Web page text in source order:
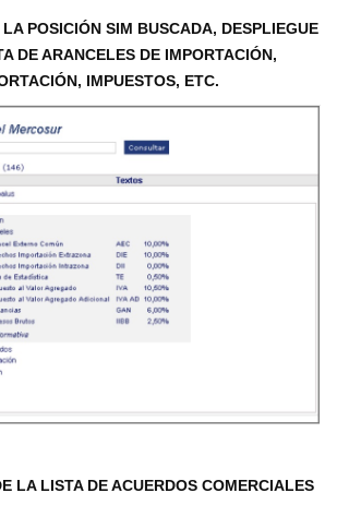
POSICIÓN SIM BUSCADA, DESPLIEGUE
DE ARANCELES DE IMPORTACIÓN,
IMPUESTOS, ETC.
LA LISTA DE ACUERDOS COMERCIALES